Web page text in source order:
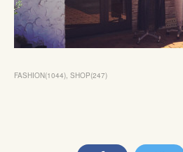
FASHION(1044) SHOP(247)